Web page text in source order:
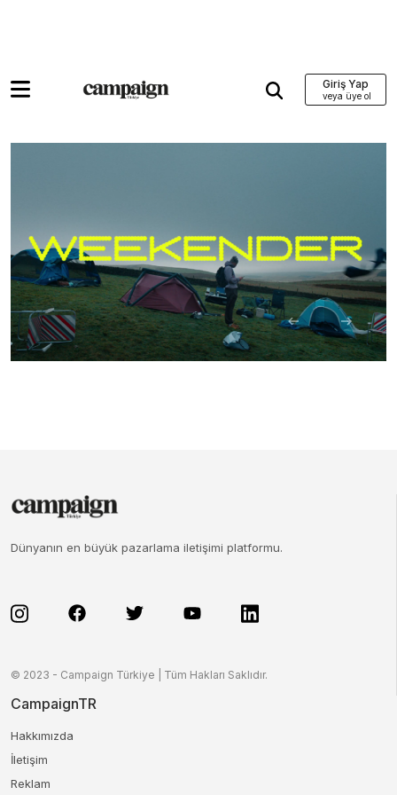
Giriş Yap
Dünyanın en büyük pazarlama iletişimi platformu.
© 2023 - Campaign Türkiye | Tüm Hakları Saklıdır.
CampaignTR
Hakkımızda
İletişim
Reklam